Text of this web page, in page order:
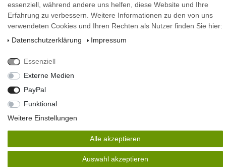
Newsletter
Honig
kann ich jederzeit widerrufen.**
essenziell, während andere uns helfen, diese Website und Ihre
Erfahrung zu verbessern. Weitere Informationen zu den von uns
verwendeten Cookies und Ihren Rechten als Nutzer finden Sie hier:
Daten­schutz­erklärung
Impressum
Essenziell
Externe Medien
PayPal
Funktional
Weitere Einstellungen
Alle akzeptieren
Auswahl akzeptieren